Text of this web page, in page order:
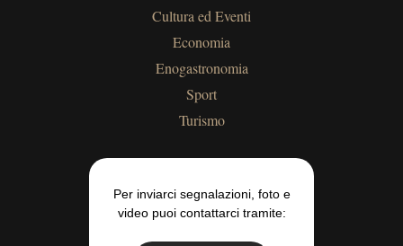
Cultura ed Eventi
Economia
Enogastronomia
Sport
Turismo
Per inviarci segnalazioni, foto e
video puoi contattarci tramite: